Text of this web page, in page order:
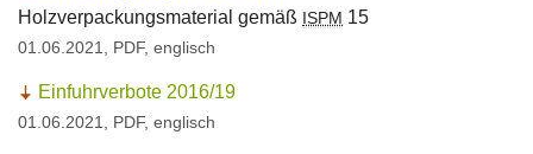
Holzverpackungsmaterial gemäß ISPM 15
01.06.2021, PDF, englisch
Einfuhrverbote 2016/19
01.06.2021, PDF, englisch